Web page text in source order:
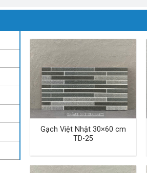
Gạch Việt Nhật 30×60 cm
TD-25